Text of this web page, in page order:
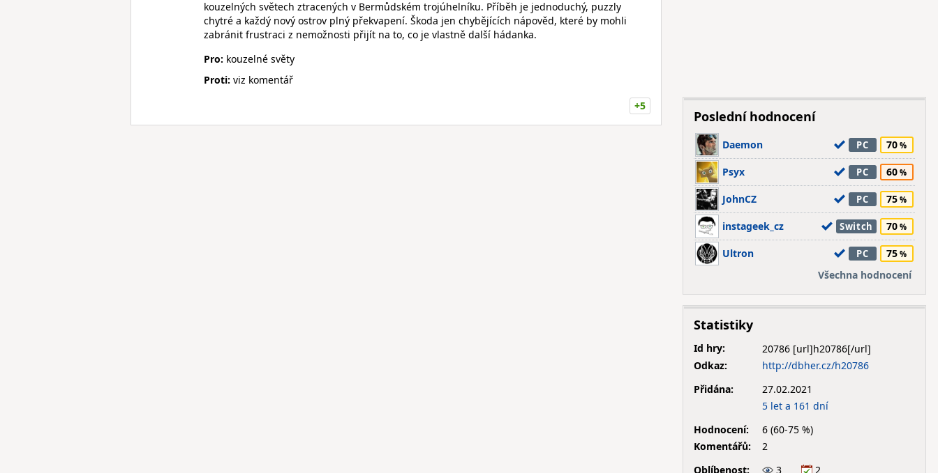
kouzelných světech ztracených v Bermůdském trojúhelníku. Příběh je jednoduchý, puzzly
chytré a každý nový ostrov plný překvapení. Škoda jen chybějících nápověd, které by mohli
zabránit frustraci z nemožnosti přijít na to, co je vlastně další hádanka.
Pro: kouzelné světy
Proti: viz komentář
+5
Poslední hodnocení
Daemon PC 70
Psyx PC 60
JohnCZ PC 75
instageek_cz Switch 70
Ultron PC
75
Všechna hodnocení
Statistiky
Id hry:
20786
Odkaz:
http://dbher.cz/h20786
Přidána:
27.02.2021
5 let a 161 dní
Hodnocení:
6 (60-75 %)
Komentářů:
2
Oblíbenost:
3 2